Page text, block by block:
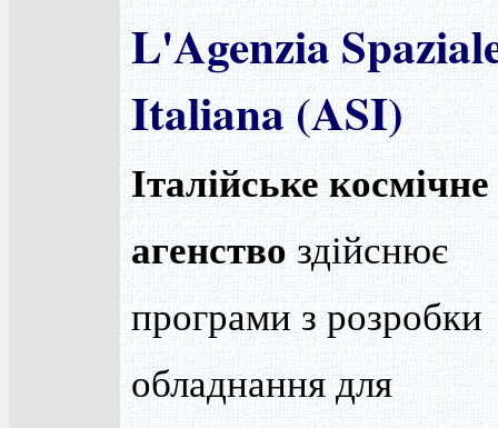
L'Agenzia
Italiana (ASI)
Італійське космічне
агенство здійснює
програми з розробки
обладнання для